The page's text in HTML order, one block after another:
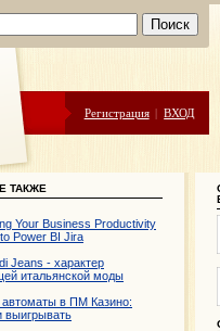
Регистрация | ВХОД
ТАКЖЕ
Your Business Productivity
Power BI Jira
Jeans - характер
итальянской моды
в ПМ Казино:
выигрывать